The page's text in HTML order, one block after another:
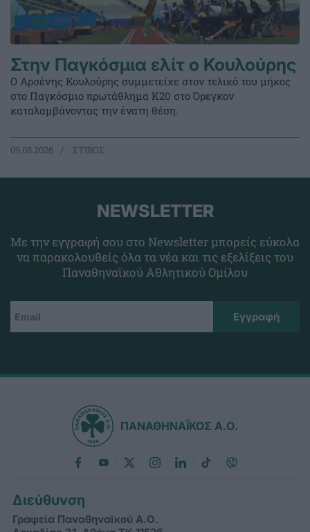
Στην Παγκόσμια ελίτ ο Κουλούρης
Ο Αρσένης Κουλούρης συμμετείχε στον τελικό του μήκος
στο Παγκόσμιο πρωτάθλημα Κ20 στο Όρεγκον
καταλαμβάνοντας την ένατη θέση.
09.08.2026 ΣΤΙΒΟΣ
NEWSLETTER
Με την εγγραφή σου στο Newsletter μπορείς εύκολα
να παρακολουθείς όλα τα νέα και τις εξελίξεις του
Παναθηναϊκού Αθλητικού Ομίλου
ΠΑΝΑΘΗΝΑΪΚΟΣ Α.Ο.
Διεύθυνση
Γραφεία Παναθηναϊκού Α.Ο.